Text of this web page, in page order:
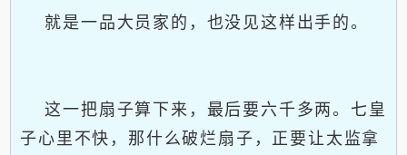
就是一品大员家的，也没见这样出手的。
这一把扇子算下来，最后要六千多两。七皇
子心里不快，那什么破烂扇子，正要让太监拿